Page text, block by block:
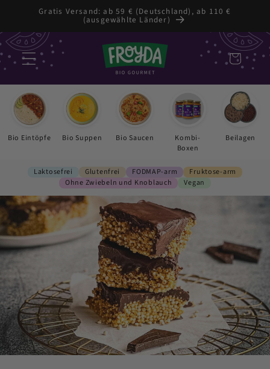
Inhalt
springen
Gratis Versand: ab 59 € (Deutschland), ab 110 €
(ausgewählte Länder)
Warenkorb
Bio Eintöpfe Bio Suppen Bio Saucen
Kombi-
Boxen
Beilagen
Laktosefrei Glutenfrei FODMAP-arm
Fruktose-arm
Ohne Zwiebeln und Knoblauch
Vegan